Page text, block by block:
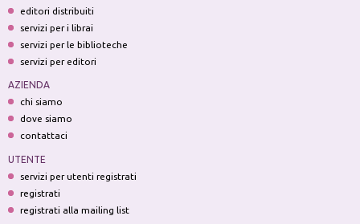
editori distribuiti
servizi per i librai
servizi per le biblioteche
servizi per editori
AZIENDA
chi siamo
dove siamo
contattaci
UTENTE
servizi per utenti registrati
registrati
registrati alla mailing list